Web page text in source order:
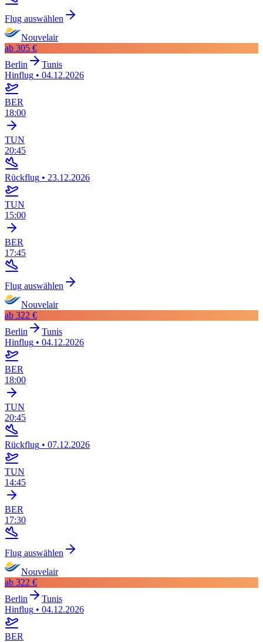
Flug auswählen
Nouvelair
ab 305 €
Berlin
Tunis
Hinflug • 04.12.2026
BER
18:00
TUN
20:45
Rückflug • 23.12.2026
TUN
15:00
BER
17:45
Flug auswählen
Nouvelair
ab 322 €
Berlin
Tunis
Hinflug • 04.12.2026
BER
18:00
TUN
20:45
Rückflug • 07.12.2026
TUN
14:45
BER
17:30
Flug auswählen
Nouvelair
ab 322 €
Berlin
Tunis
Hinflug • 04.12.2026
BER